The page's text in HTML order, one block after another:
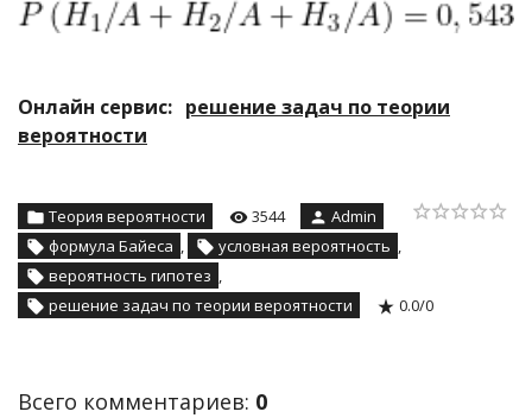
Онлайн сервис: решение задач по теории
вероятности
Теория вероятности 3544
Admin
формула Байеса , условная вероятность ,
вероятность гипотез ,
решение задач по теории вероятности
0.0/0
Всего комментариев: 0